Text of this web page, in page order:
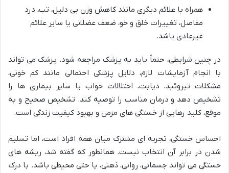
همراه با علائم دیگری مانند کاهش وزن بی دلیل، تب، درد
مفاصل، تغییرات خلق و خو، ضعف عضلانی یا سایر علائم
غیرعادی باشد.
در چنین شرایطی، حتماً باید به پزشک مراجعه شود. پزشک می تواند
با انجام آزمایشات لازم، دلایل پزشکی احتمالی مانند کم خونی،
مشکلات تیروئید، دیابت، اختلالات خواب یا سایر بیماری ها را
تشخیص دهد و درمان مناسب را توصیه کند. تشخیص صحیح و به
موقع، کلید رهایی از خستگی های مزمن و بهبود کیفیت زندگی است.
احساس خستگی، تجربه ای مشترک میان همه افراد است، اما تسلیم
شدن در برابر آن انتخاب نیست. همانطور که گفته شد، ریشه های
خستگی می تواند جسمانی، روانی، ذهنی، یا حتی محیطی باشد. با درک